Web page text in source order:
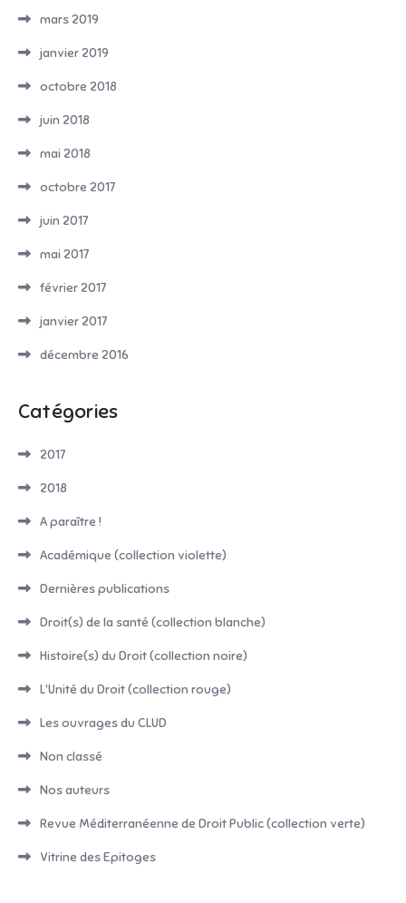
mars 2019
janvier 2019
octobre 2018
juin 2018
mai 2018
octobre 2017
juin 2017
mai 2017
février 2017
janvier 2017
décembre 2016
Catégories
2017
2018
A paraître !
Académique (collection violette)
Dernières publications
Droit(s) de la santé (collection blanche)
Histoire(s) du Droit (collection noire)
L'Unité du Droit (collection rouge)
Les ouvrages du CLUD
Non classé
Nos auteurs
Revue Méditerranéenne de Droit Public (collection verte)
Vitrine des Epitoges